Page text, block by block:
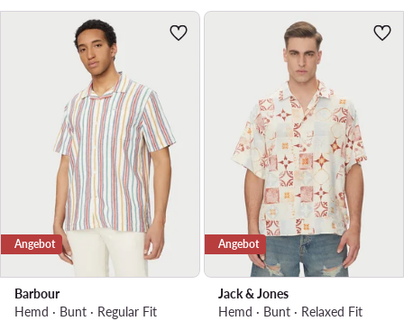
Angebot
Barbour
Hemd · Bunt · Regular Fit
Angebot
Jack & Jones
Hemd · Bunt · Relaxed Fit